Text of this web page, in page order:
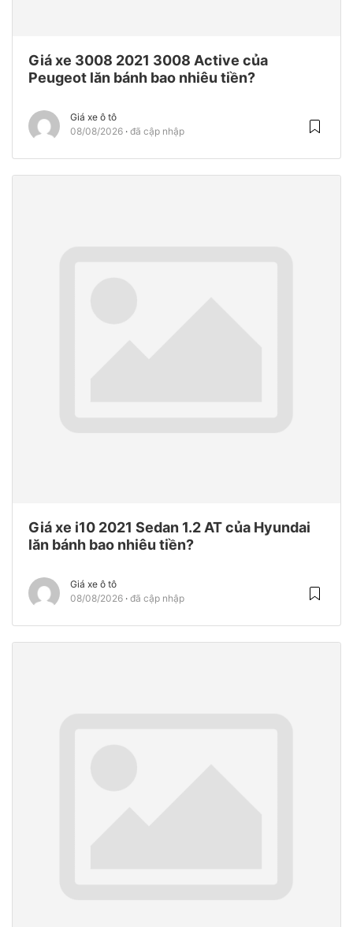
Giá xe 3008 2021 3008 Active của
Peugeot lăn bánh bao nhiêu tiền?
Giá xe ô tô
08/08/2026 đã cập nhập
Giá xe i10 2021 Sedan 1.2 AT của Hyundai
lăn bánh bao nhiêu tiền?
Giá xe ô tô
08/08/2026 đã cập nhập